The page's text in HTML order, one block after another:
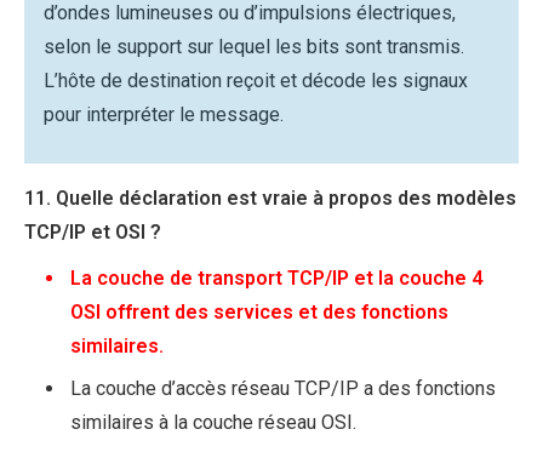
d’ondes lumineuses ou d’impulsions électriques,
selon le support sur lequel les bits sont transmis.
L’hôte de destination reçoit et décode les signaux
pour interpréter le message.
11. Quelle déclaration est vraie à propos des modèles
TCP/IP et OSI ?
La couche de transport TCP/IP et la couche 4
OSI offrent des services et des fonctions
similaires.
La couche d’accès réseau TCP/IP a des fonctions
similaires à la couche réseau OSI.